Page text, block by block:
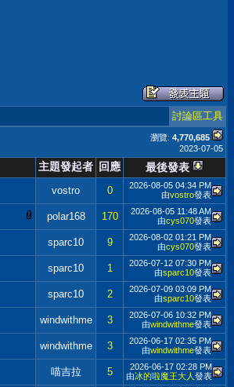
討論區工具
瀏覽: 4,770,685
2023-07-05
主題發起者 回應 最後發表
vostro 0 2026-08-05 04:34 PM
由vostro發表
polar168 170 2026-08-05 11:48 AM
由cys070發表
sparc10 9 2026-08-02 01:21 PM
由cys070發表
sparc10 1 2026-07-12 07:30 PM
由sparc10發表
sparc10 2 2026-07-09 03:09 PM
由sparc10發表
windwithme 3 2026-07-06 10:32 PM
由windwithme發表
windwithme 3 2026-06-17 02:35 PM
由windwithme發表
喵吉拉 5 2026-06-17 02:28 PM
由冰的啦魔王大人 發表